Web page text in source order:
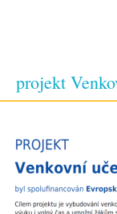
projekt